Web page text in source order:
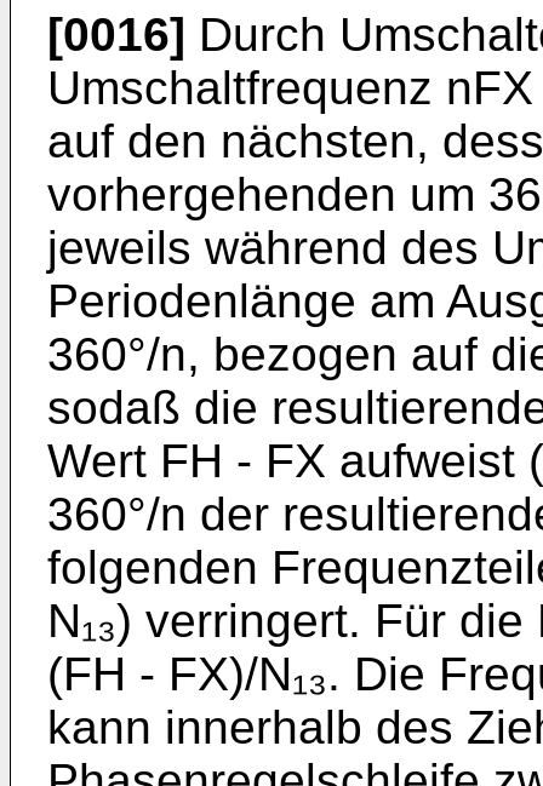
[0016] Durch
Umschaltfrequenz
auf den nächsten,
vorhergehenden um
jeweils während des
Periodenlänge am
360°/n, bezogen auf
sodaß die
Wert FH - FX aufweist
360°/n der
folgenden
N₁₃) verringert. Für
(FH - FX)/N₁₃. Die
kann innerhalb des